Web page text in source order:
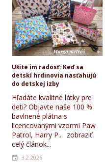
Ušite im radosť: Keď sa
detskí hrdinovia nasťahujú
do detskej izby
Hľadáte kvalitné látky pre
deti? Objavte naše 100 %
bavlnené plátna s
licencovanými vzormi Paw
Patrol, Harry P... zobraziť
celý článok...
3.2.2026